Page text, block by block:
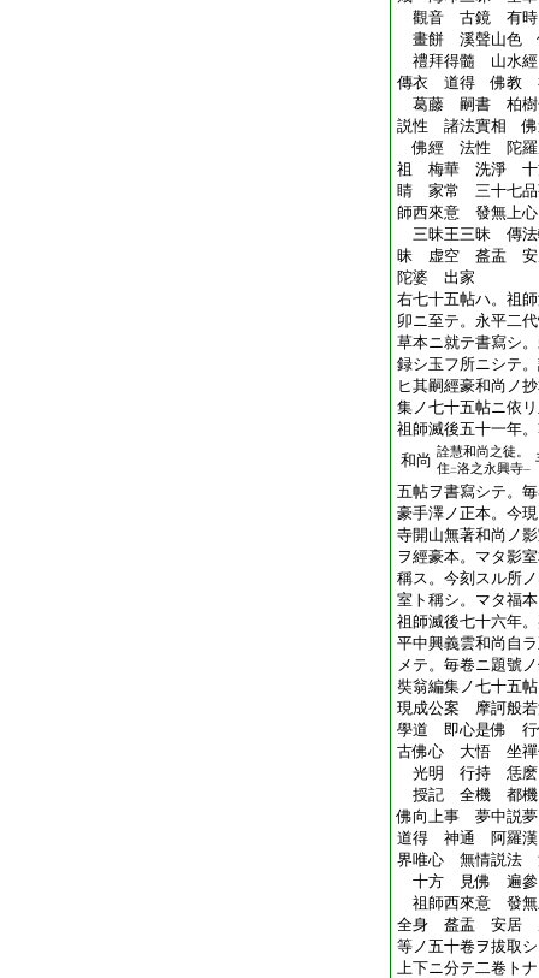
觀音 古鏡 有
畫餅 溪聲山色
禮拜得髓 山水
傳衣 道得 佛教
葛藤 嗣書 柏樹
説性 諸法實相
佛經 法性 陀
祖 梅華 洗淨
睛 家常 三十七
師西來意 發無上
三昧王三昧 傳
昧 虚空 盋盂 安
陀婆 出家
右七十五帖ハ。祖
卯ニ至テ。永平二
草本ニ就テ書寫シ
録シ玉フ所ニシテ
ヒ其嗣經豪和尚ノ
集ノ七十五帖ニ依
祖師滅後五十一年
和尚 詮慧和尚之徒。
住二洛之永興寺一
五帖ヲ書寫シテ。
豪手澤ノ正本。今
寺開山無著和尚ノ
ヲ經豪本。マタ影
稱ス。今刻スル所
室ト稱シ。マタ福
祖師滅後七十六年
平中興義雲和尚自
メテ。毎卷ニ題號
奘翁編集ノ七十五
現成公案 摩訶般
學道 即心是佛
古佛心 大悟 坐
光明 行持 恁
授記 全機 都
佛向上事 夢中
道得 神通 阿羅
界唯心 無情説法
十方 見佛 遍
祖師西來意 發
全身 盋盂 安居
等ノ五十卷ヲ拔取
上下ニ分テ二卷ト